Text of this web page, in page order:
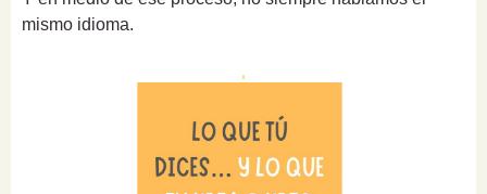
mismo idioma.